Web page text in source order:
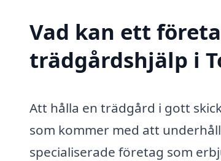
Vad kan ett
trädgårdshjälp i
Att hålla en trädgård i gott
som kommer med att
specialiserade företag som